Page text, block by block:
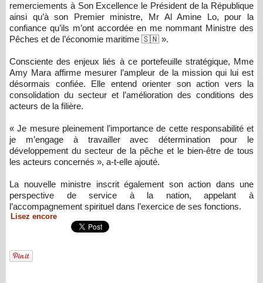
remerciements à Son Excellence le Président de la République
ainsi qu’à son Premier ministre, Mr Al Amine Lo, pour la
confiance qu’ils m’ont accordée en me nommant Ministre des
Pêches et de l’économie maritime 🇸🇳 ».
Consciente des enjeux liés à ce portefeuille stratégique, Mme
Amy Mara affirme mesurer l’ampleur de la mission qui lui est
désormais confiée. Elle entend orienter son action vers la
consolidation du secteur et l’amélioration des conditions des
acteurs de la filière.
« Je mesure pleinement l’importance de cette responsabilité et
je m’engage à travailler avec détermination pour le
développement du secteur de la pêche et le bien-être de tous
les acteurs concernés », a-t-elle ajouté.
La nouvelle ministre inscrit également son action dans une
perspective de service à la nation, appelant à
l’accompagnement spirituel dans l’exercice de ses fonctions.
Lisez encore